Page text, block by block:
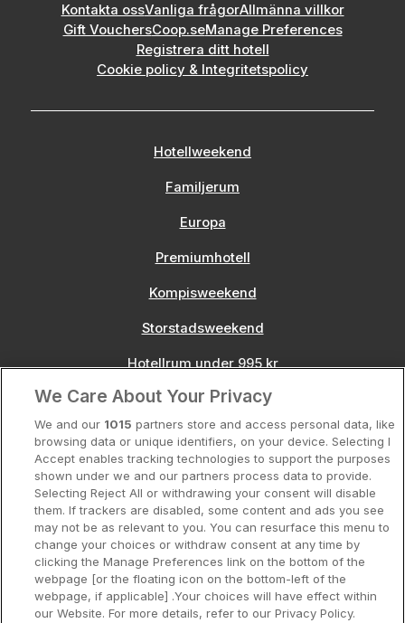
Kontakta ossVanliga frågorAllmänna villkor
Gift VouchersCoop.seManage Preferences
Registrera ditt hotell
Cookie policy & Integritetspolicy
Hotellweekend
Familjerum
Europa
Premiumhotell
Kompisweekend
Storstadsweekend
Hotellrum under 995 kr
Spahotell
Sydsverige
Om Hotellpremien
Nya hotell
Stadsweekend
We Care About Your Privacy
We and our 1015 partners store and access personal data, like
browsing data or unique identifiers, on your device. Selecting I
Accept enables tracking technologies to support the purposes
shown under we and our partners process data to provide.
Selecting Reject All or withdrawing your consent will disable
them. If trackers are disabled, some content and ads you see
may not be as relevant to you. You can resurface this menu to
change your choices or withdraw consent at any time by
clicking the Manage Preferences link on the bottom of the
webpage [or the floating icon on the bottom-left of the
webpage, if applicable] .Your choices will have effect within
our Website. For more details, refer to our Privacy Policy.